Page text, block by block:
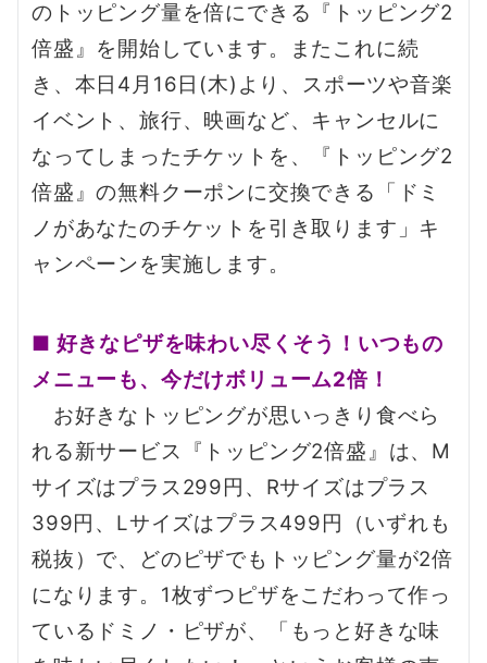
のトッピング量を倍にできる『トッピング2
倍盛』を開始しています。またこれに続
き、本日4月16日(木)より、スポーツや音楽
イベント、旅行、映画など、キャンセルに
なってしまったチケットを、『トッピング2
倍盛』の無料クーポンに交換できる「ドミ
ノがあなたのチケットを引き取ります」キ
ャンペーンを実施します。
■ 好きなピザを味わい尽くそう！いつもの
メニューも、今だけボリューム2倍！
お好きなトッピングが思いっきり食べら
れる新サービス『トッピング2倍盛』は、M
サイズはプラス299円、Rサイズはプラス
399円、Lサイズはプラス499円（いずれも
税抜）で、どのピザでもトッピング量が2倍
になります。1枚ずつピザをこだわって作っ
ているドミノ・ピザが、「もっと好きな味